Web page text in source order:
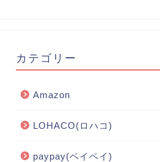
カテゴリー
Amazon
LOHACO(ロハコ)
paypay(ペイペイ)